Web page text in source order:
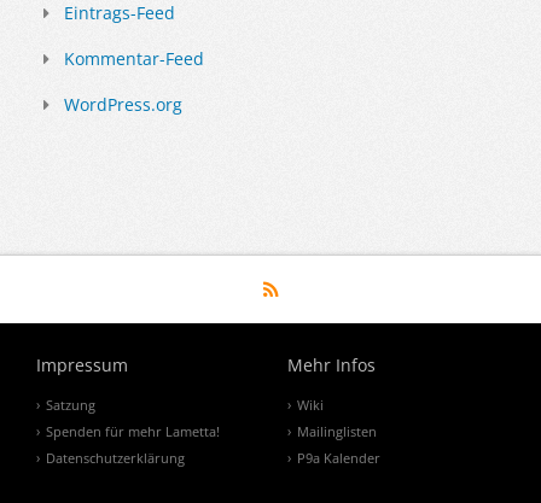
Eintrags-Feed
Kommentar-Feed
WordPress.org
Impressum
Satzung
Spenden für mehr Lametta!
Datenschutzerklärung
Mehr Infos
Wiki
Mailinglisten
P9a Kalender